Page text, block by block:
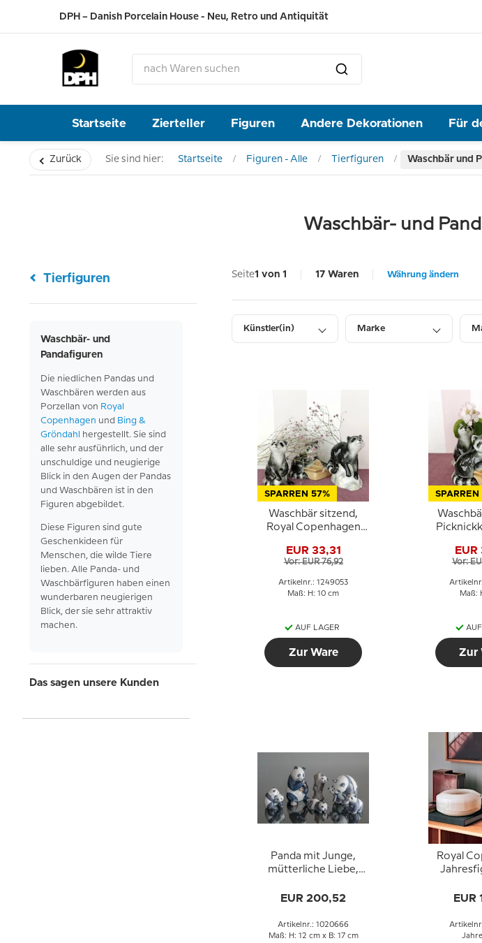
DPH – Danish Porcelain House - Neu, Retro und Antiquität
Startseite Zierteller Figuren Andere Dekorationen Für
Zurück Sie sind hier: Startseite Figuren - Alle Tierfiguren Waschbär und
Tierfiguren
Waschbär- und
Pandafiguren
Die niedlichen Pandas und
Waschbären werden aus
Porzellan von Royal
Copenhagen und Bing &
Gröndahl
hergestellt. Sie sind
alle sehr ausführlich, und der
unschuldige und neugierige
Blick in den Augen der Pandas
und Waschbären ist in den
Figuren abgebildet.
Diese Figuren sind gute
Geschenkideen für
Menschen, die wilde Tiere
lieben. Alle Panda- und
Waschbärfiguren haben einen
wunderbaren neugierigen
Blick, der sie sehr attraktiv
machen.
Das sagen unsere Kunden
Waschbär- und
Seite1 von 1 17 Waren Währung ändern
Künstler(in) Marke
SPARREN 57%
Waschbär sitzend,
Royal Copenhagen
EUR 33,31
Vor: EUR 76,92
Artikelnr.: 1249053
Maß: H: 10 cm
AUF LAGER
Zur Ware
SPARREN
Vor:
Maß:
Zur
Panda mit Junge,
mütterliche Liebe,
Figur Nr. 666
EUR 200,52
Artikelnr.: 1020666
Maß: H: 12 cm x B: 17 cm
Royal
EUR